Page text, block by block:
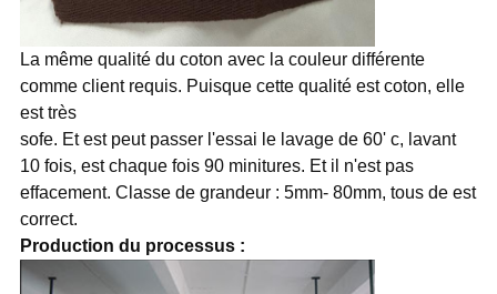
La même qualité du coton avec la couleur différente
comme client requis. Puisque cette qualité est coton, elle
est très
sofe. Et est peut passer l'essai le lavage de 60' c, lavant
10 fois, est chaque fois 90 minitures. Et il n'est pas
effacement. Classe de grandeur : 5mm- 80mm, tous de est
correct.
Production du processus :